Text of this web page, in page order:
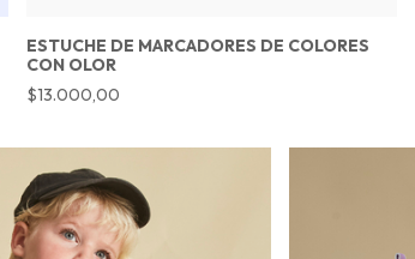
ESTUCHE DE MARCADORES DE COLORES
CON OLOR
$13.000,00